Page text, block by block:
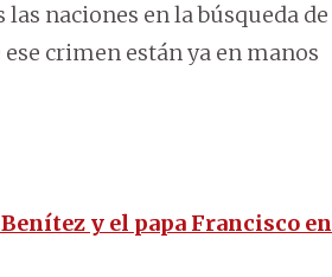
naciones en la búsqueda de
crimen están ya en manos
y el papa Francisco en